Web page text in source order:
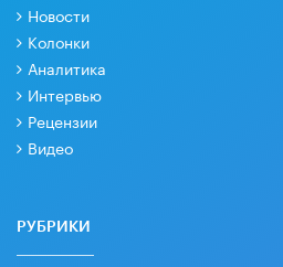
Новости
Колонки
Аналитика
Интервью
Рецензии
Видео
РУБРИКИ